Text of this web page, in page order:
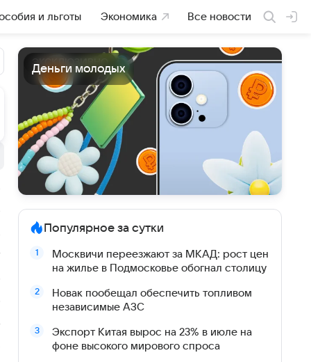
и льготы Экономика Все новости
ЭКСКЛЮЗИВНО
Деньги молодых
Популярное за сутки
Москвичи переезжают за МКАД: рост цен
на жилье в Подмосковье обогнал столицу
Новак пообещал обеспечить топливом
независимые АЗС
Экспорт Китая вырос на 23% в июле на
фоне высокого мирового спроса